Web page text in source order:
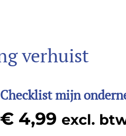
verhuist
Checklist mijn
€4,99 excl.